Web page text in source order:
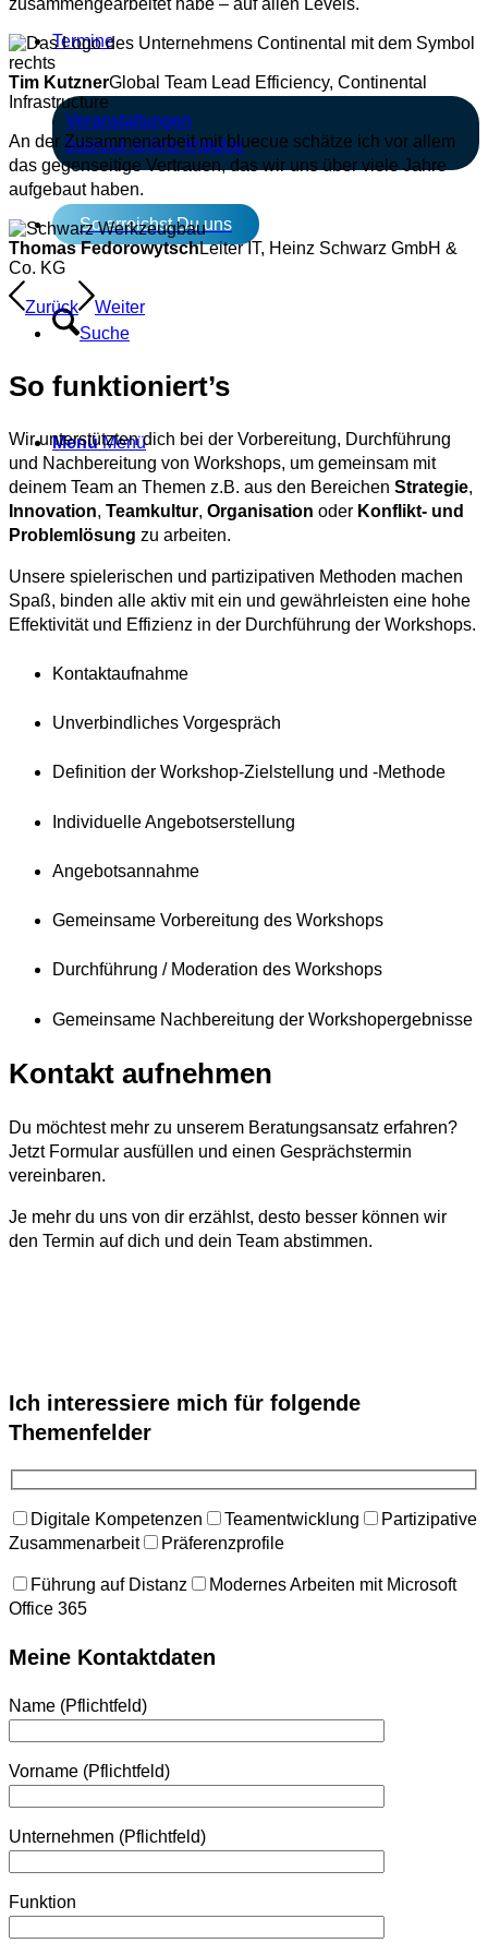
Termine
Veranstaltungen
bluecue online impulse
So erreichst Du uns
Suche
Menü Menü
zusammengearbeitet habe – auf allen Levels.
Tim KutznerGlobal Team Lead Efficiency, Continental
Infrastructure
An der Zusammenarbeit mit bluecue schätze ich vor allem
das gegenseitige Vertrauen, das wir uns über viele Jahre
aufgebaut haben.
Thomas FedorowytschLeiter IT, Heinz Schwarz GmbH &
Co. KG
Zurück Weiter
So funktioniert’s
Wir unterstützten dich bei der Vorbereitung, Durchführung
und Nachbereitung von Workshops, um gemeinsam mit
deinem Team an Themen z.B. aus den Bereichen Strategie,
Innovation, Teamkultur, Organisation oder Konflikt- und
Problemlösung zu arbeiten.
Unsere spielerischen und partizipativen Methoden machen
Spaß, binden alle aktiv mit ein und gewährleisten eine hohe
Effektivität und Effizienz in der Durchführung der Workshops.
Kontaktaufnahme
Unverbindliches Vorgespräch
Definition der Workshop-Zielstellung und -Methode
Individuelle Angebotserstellung
Angebotsannahme
Gemeinsame Vorbereitung des Workshops
Durchführung / Moderation des Workshops
Gemeinsame Nachbereitung der Workshopergebnisse
Kontakt aufnehmen
Du möchtest mehr zu unserem Beratungsansatz erfahren?
Jetzt Formular ausfüllen und einen Gesprächstermin
vereinbaren.
Je mehr du uns von dir erzählst, desto besser können wir
den Termin auf dich und dein Team abstimmen.
Ich interessiere mich für folgende
Themenfelder
Digitale Kompetenzen Teamentwicklung
Partizipative
Zusammenarbeit
Präferenzprofile
Führung auf Distanz
Modernes Arbeiten mit Microsoft
Office 365
Meine Kontaktdaten
Name (Pflichtfeld)
Vorname (Pflichtfeld)
Unternehmen (Pflichtfeld)
Funktion